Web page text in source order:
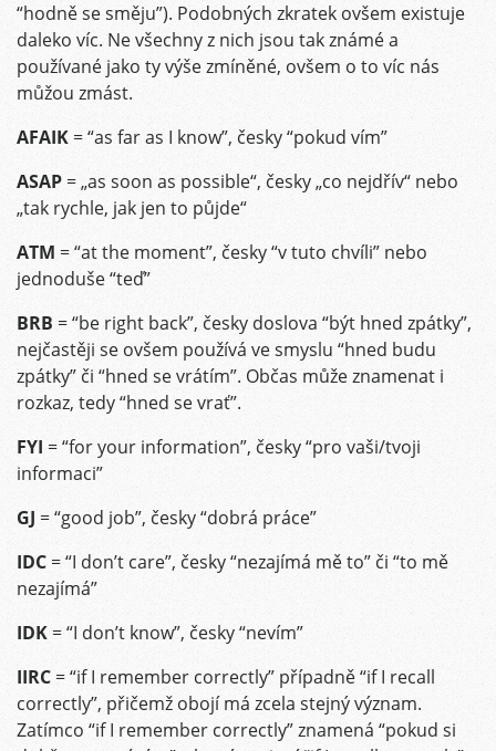
“hodně se směju”). Podobných zkratek ovšem existuje
daleko víc. Ne všechny z nich jsou tak známé a
používané jako ty výše zmíněné, ovšem o to víc nás
můžou zmást.
AFAIK = “as far as I know”, česky “pokud vím”
ASAP = „as soon as possible“, česky „co nejdřív“ nebo
„tak rychle, jak jen to půjde“
ATM = “at the moment”, česky “v tuto chvíli” nebo
jednoduše “teď”
BRB = “be right back”, česky doslova “být hned zpátky”,
nejčastěji se ovšem používá ve smyslu “hned budu
zpátky” či “hned se vrátím”. Občas může znamenat i
rozkaz, tedy “hned se vrať”.
FYI = “for your information”, česky “pro vaši/tvoji
informaci”
GJ = “good job”, česky “dobrá práce”
IDC = “I don’t care”, česky “nezajímá mě to” či “to mě
nezajímá”
IDK = “I don’t know”, česky “nevím”
IIRC= “if I remember correctly” případně “if I recall
correctly”, přičemž obojí má zcela stejný význam.
Zatímco “if I remember correctly” znamená “pokud si